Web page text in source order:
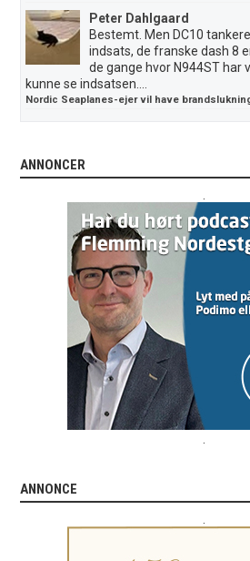
Peter Dahlgaard
Bestemt. Men DC10
indsats, de franske dash 8
de gange hvor N944ST har
kunne se indsatsen....
Nordic Seaplanes-ejer vil have
ANNONCER
ANNONCE